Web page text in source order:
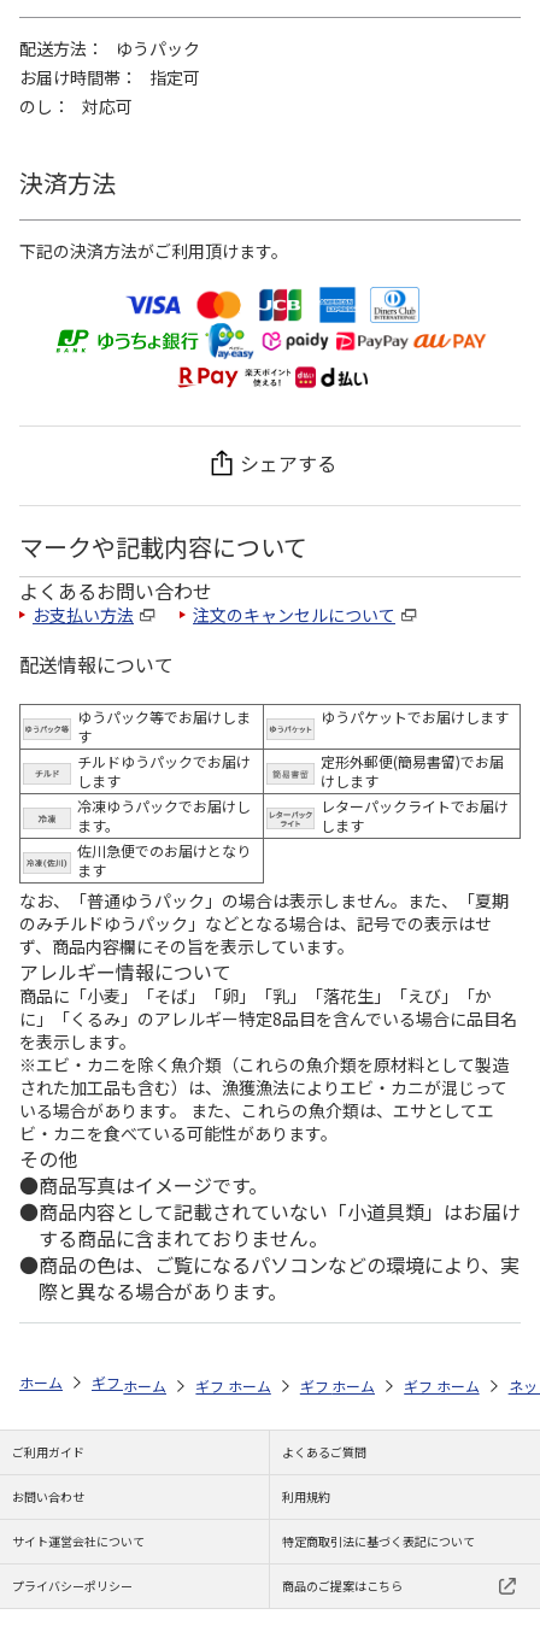
配送方法
ゆうパック
お届け時間帯
指定可
のし
対応可
決済方法
下記の決済方法がご利用頂けます。
シェアする
マークや記載内容について
よくあるお問い合わせ
お支払い方法 注文のキャンセルについて
配送情報について
ゆうパック等でお届けしま
す
ゆうパケットでお届けします
チルドゆうパックでお届け
します
定形外郵便(簡易書留)でお届
けします
冷凍ゆうパックでお届けし
ます。
レターパックライトでお届け
します
佐川急便でのお届けとなり
ます
なお、「普通ゆうパック」の場合は表示しません。また、「夏期
のみチルドゆうパック」などとなる場合は、記号での表示はせ
ず、商品内容欄にその旨を表示しています。
アレルギー情報について
商品に「小麦」「そば」「卵」「乳」「落花生」「えび」「か
に」「くるみ」のアレルギー特定8品目を含んでいる場合に品目名
を表示します。
※エビ・カニを除く魚介類（これらの魚介類を原材料として製造
された加工品も含む）は、漁獲漁法によりエビ・カニが混じって
いる場合があります。 また、これらの魚介類は、エサとしてエ
ビ・カニを食べている可能性があります。
その他
商品写真はイメージです。
商品内容として記載されていない「小道具類」はお届け
する商品に含まれておりません。
商品の色は、ご覧になるパソコンなどの環境により、実
際と異なる場合があります。
ホーム ギフト通販 内祝い・お返し 結婚内祝い 日本の極み 胡蝶
ホーム ギフト通販 内祝い・お返し 結婚内祝い
ホーム ギフト通販 内祝い・お返し
ホーム ギフト通販 内
ホーム ネ
ご利用ガイド よくあるご質問
お問い合わせ 利用規約
サイト運営会社について 特定商取引法に基づく表記について
プライバシーポリシー 商品のご提案はこちら